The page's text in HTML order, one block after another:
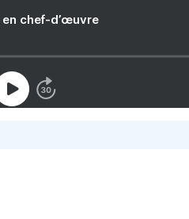
en chef-d’œuvre